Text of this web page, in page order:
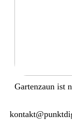
Gartenzaun ist